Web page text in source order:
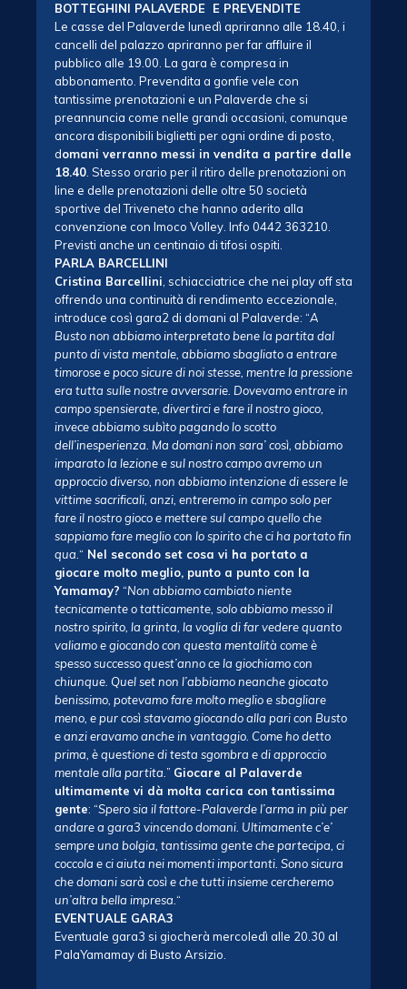
BOTTEGHINI PALAVERDE E PREVENDITE
Le casse del Palaverde lunedì apriranno alle 18.40, i
cancelli del palazzo apriranno per far affluire il
pubblico alle 19.00. La gara è compresa in
abbonamento. Prevendita a gonfie vele con
tantissime prenotazioni e un Palaverde che si
preannuncia come nelle grandi occasioni, comunque
ancora disponibili biglietti per ogni ordine di posto,
domani verranno messi in vendita a partire dalle
18.40 . Stesso orario per il ritiro delle prenotazioni on
line e delle prenotazioni delle oltre 50 società
sportive del Triveneto che hanno aderito alla
convenzione con Imoco Volley. Info 0442 363210.
Previsti anche un centinaio di tifosi ospiti.
PARLA BARCELLINI
Cristina Barcellini , schiacciatrice che nei play off sta
offrendo una continuità di rendimento eccezionale,
introduce così gara2 di domani al Palaverde: “A
Busto non abbiamo interpretato bene la partita dal
punto di vista mentale, abbiamo sbagliato a entrare
timorose e poco sicure di noi stesse, mentre la pressione
era tutta sulle nostre avversarie. Dovevamo entrare in
campo spensierate, divertirci e fare il nostro gioco,
invece abbiamo subìto pagando lo scotto
dell’inesperienza. Ma domani non sara’ così, abbiamo
imparato la lezione e sul nostro campo avremo un
approccio diverso, non abbiamo intenzione di essere le
vittime sacrificali, anzi, entreremo in campo solo per
fare il nostro gioco e mettere sul campo quello che
sappiamo fare meglio con lo spirito che ci ha portato fin
qua. “ Nel secondo set cosa vi ha portato a
giocare molto meglio, punto a punto con la
Yamamay? “Non abbiamo cambiato niente
tecnicamente o tatticamente, solo abbiamo messo il
nostro spirito, la grinta, la voglia di far vedere quanto
valiamo e giocando con questa mentalità come è
spesso successo quest’anno ce la giochiamo con
chiunque. Quel set non l’abbiamo neanche giocato
benissimo, potevamo fare molto meglio e sbagliare
meno, e pur così stavamo giocando alla pari con Busto
e anzi eravamo anche in vantaggio. Come ho detto
prima, è questione di testa sgombra e di approccio
mentale alla partita. ” Giocare al Palaverde
ultimamente vi dà molta carica con tantissima
gente: “Spero sia il fattore-Palaverde l’arma in più per
andare a gara3 vincendo domani. Ultimamente c’e’
sempre una bolgia, tantissima gente che partecipa, ci
coccola e ci aiuta nei momenti importanti. Sono sicura
che domani sarà così e che tutti insieme cercheremo
un’altra bella impresa. “
EVENTUALE GARA3
Eventuale gara3 si giocherà mercoledì alle 20.30 al
PalaYamamay di Busto Arsizio.